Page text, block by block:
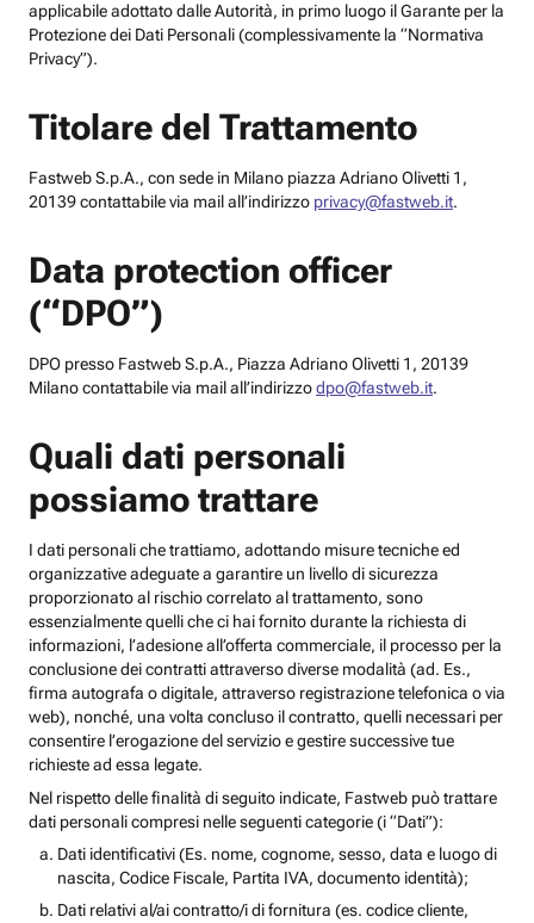
applicabile adottato dalle Autorità, in primo luogo il Garante per la
Protezione dei Dati Personali (complessivamente la “Normativa
Privacy”).
Titolare del Trattamento
Fastweb S.p.A., con sede in Milano piazza Adriano Olivetti 1,
20139 contattabile via mail all’indirizzo privacy@fastweb.it.
Data protection officer
(“DPO”)
DPO presso Fastweb S.p.A., Piazza Adriano Olivetti 1, 20139
Milano contattabile via mail all’indirizzodpo@fastweb.it.
Quali dati personali
possiamo trattare
I dati personali che trattiamo, adottando misure tecniche ed
organizzative adeguate a garantire un livello di sicurezza
proporzionato al rischio correlato al trattamento, sono
essenzialmente quelli che ci hai fornito durante la richiesta di
informazioni, l’adesione all’offerta commerciale, il processo per la
conclusione dei contratti attraverso diverse modalità (ad. Es.,
firma autografa o digitale, attraverso registrazione telefonica o via
web), nonché, una volta concluso il contratto, quelli necessari per
consentire l’erogazione del servizio e gestire successive tue
richieste ad essa legate.
Nel rispetto delle finalità di seguito indicate, Fastweb può trattare
dati personali compresi nelle seguenti categorie (i “Dati”):
Dati identificativi (Es. nome, cognome, sesso, data e luogo di
nascita, Codice Fiscale, Partita IVA, documento identità);
Dati relativi al/ai contratto/i di fornitura (es. codice cliente,